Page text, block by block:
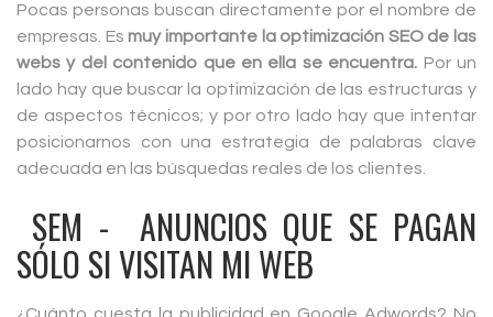
Pocas personas buscan directamente por el nombre de
empresas. Es muy importante la optimización SEO de las
webs y del contenido que en ella se encuentra. Por un
lado hay que buscar la optimización de las estructuras y
de aspectos técnicos; y por otro lado hay que intentar
posicionarnos con una estrategia de palabras clave
adecuada en las búsquedas reales de los clientes.
SEM - ANUNCIOS QUE SE PAGAN
SÓLO SI VISITAN MI WEB